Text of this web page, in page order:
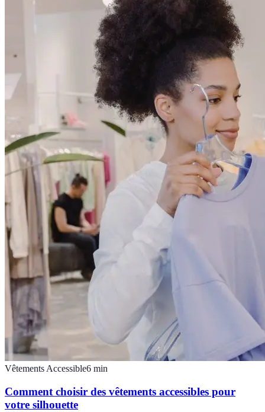
Vêtements Accessible6 min
Comment choisir des vêtements accessibles pour
votre silhouette